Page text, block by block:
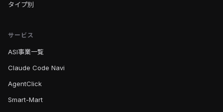
タイプ別
サービス
ASI事業一覧
Claude Code Navi
AgentClick
Smart-Mart